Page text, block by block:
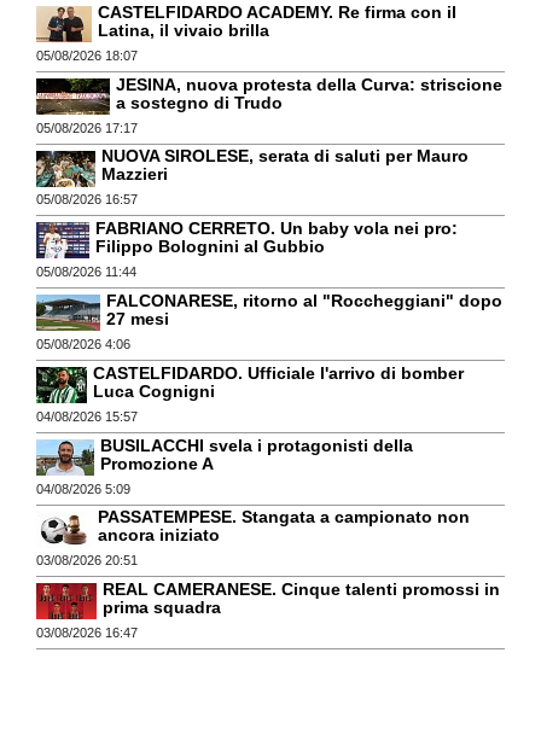
CASTELFIDARDO ACADEMY. Re firma con il
Latina, il vivaio brilla
05/08/2026 18:07
JESINA, nuova protesta della Curva: striscione
a sostegno di Trudo
05/08/2026 17:17
NUOVA SIROLESE, serata di saluti per Mauro
Mazzieri
05/08/2026 16:57
FABRIANO CERRETO. Un baby vola nei pro:
Filippo Bolognini al Gubbio
05/08/2026 11:44
FALCONARESE, ritorno al "Roccheggiani" dopo
27 mesi
05/08/2026 4:06
CASTELFIDARDO. Ufficiale l'arrivo di bomber
Luca Cognigni
04/08/2026 15:57
BUSILACCHI svela i protagonisti della
Promozione A
04/08/2026 5:09
PASSATEMPESE. Stangata a campionato non
ancora iniziato
03/08/2026 20:51
REAL CAMERANESE. Cinque talenti promossi in
prima squadra
03/08/2026 16:47